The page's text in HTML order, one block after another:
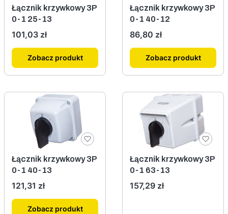
Łącznik krzywkowy 3P
0-1 25-13
Cena
101,03 zł
Zobacz produkt
Łącznik krzywkowy 3P
0-1 40-12
Cena
86,80 zł
Zobacz produkt
Łącznik krzywkowy 3P
0-1 40-13
Cena
121,31 zł
Zobacz produkt
Łącznik krzywkowy 3P
0-1 63-13
Cena
157,29 zł